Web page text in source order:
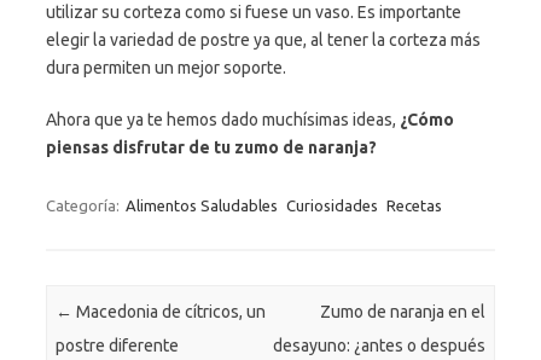
utilizar su corteza como si fuese un vaso. Es importante
elegir la variedad de postre ya que, al tener la corteza más
dura permiten un mejor soporte.
Ahora que ya te hemos dado muchísimas ideas, ¿Cómo
piensas disfrutar de tu zumo de naranja?
Categoría: Alimentos Saludables Curiosidades Recetas
Navegación de entradas
← Macedonia de cítricos, un
postre diferente
Zumo de naranja en el
desayuno: ¿antes o después